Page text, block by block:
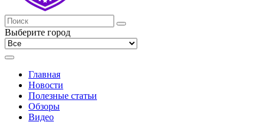
Выберите город
Главная
Новости
Полезные статьи
Обзоры
Видео